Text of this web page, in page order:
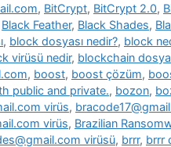
, BitCrypt, BitCrypt 2.0,
Black Feather, Black Shades,
, block dosyası nedir?, block
virüsü nedir, blockchain
, boost, boost çözüm,
public and private., bozon,
virüs,
virüs, Brazilian
virüsü, brrr, brrr